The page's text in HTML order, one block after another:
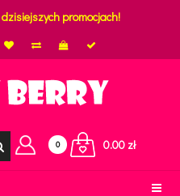
promocjach!
0 0.00 zł